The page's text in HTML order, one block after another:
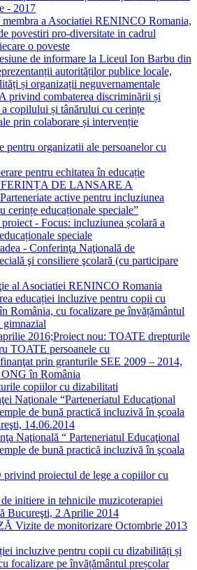
- 2017
a Asociatiei RENINCO Romania,
povestiri pro-diversitate in cadrul
o poveste
de informare la Liceul Ion Barbu din
autorităților publice locale,
și organizații neguvernamentale
privind combaterea discriminării și
copilului și tânărului cu cerințe
prin colaborare și intervenție
pentru organizatii ale persoanelor cu
pentru echitatea în educație
DE LANSARE A
active pentru incluziunea
cerințe educaționale speciale”
- Focus: incluziunea școlară a
speciale
- Conferinţa Naţională de
şi consiliere şcolară (cu participare
al Asociatiei RENINCO Romania
educației incluzive pentru copii cu
România, cu focalizare pe învățământul
gimnazial
2016;Proiect nou: TOATE drepturile
TOATE persoanele cu
prin granturile SEE 2009 – 2014,
în România
copiilor cu dizabilitati
Naţionale “Parteneriatul Educaţional
de bună practică incluzivă în şcoala
14.06.2014
Naţională “ Parteneriatul Educaţional
de bună practică incluzivă în şcoala
proiectul de lege a copiilor cu
initiere in tehnicile muzicoterapiei
Bucureşti, 2 Aprilie 2014
Vizite de monitorizare Octombrie 2013
incluzive pentru copii cu dizabilități și
focalizare pe învățământul preșcolar